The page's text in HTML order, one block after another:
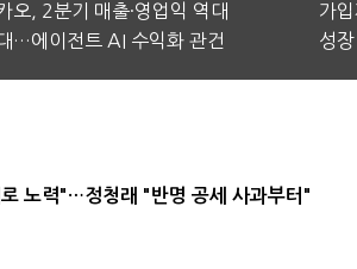
오, 2분기 매출·영업익 역대
…에이전트 AI 수익화 관건
가
성
노력"…정청래 "반명 공세 사과부터"